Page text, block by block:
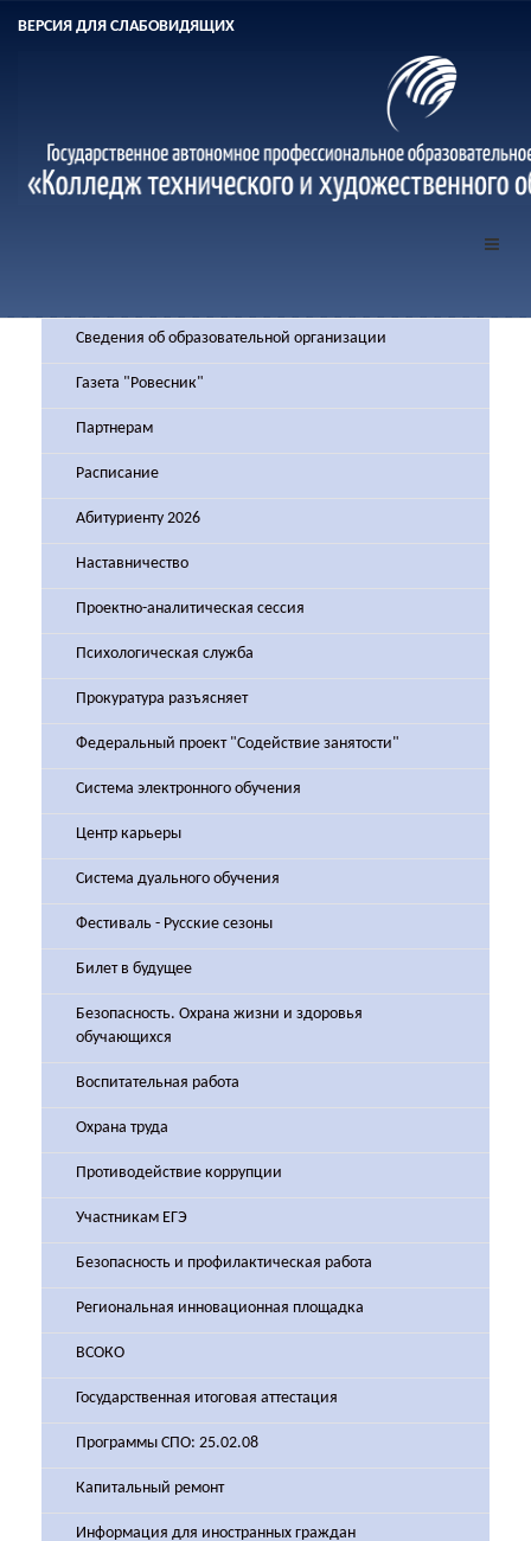
ВЕРСИЯ ДЛЯ СЛАБОВИДЯЩИХ
Сведения об образовательной организации
Газета "Ровесник"
Партнерам
Расписание
Абитуриенту 2026
Наставничество
Проектно-аналитическая сессия
Психологическая служба
Прокуратура разъясняет
Федеральный проект "Содействие занятости"
Система электронного обучения
Центр карьеры
Система дуального обучения
Фестиваль - Русские сезоны
Билет в будущее
Безопасность. Охрана жизни и здоровья
обучающихся
Воспитательная работа
Охрана труда
Противодействие коррупции
Участникам ЕГЭ
Безопасность и профилактическая работа
Региональная инновационная площадка
ВСОКО
Государственная итоговая аттестация
Программы СПО: 25.02.08
Капитальный ремонт
Информация для иностранных граждан